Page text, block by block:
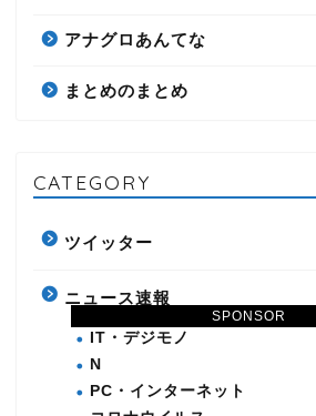
SPONSOR
アナグロあんてな
まとめのまとめ
CATEGORY
ツイッター
ニュース速報
IT・デジモノ
N
PC・インターネット